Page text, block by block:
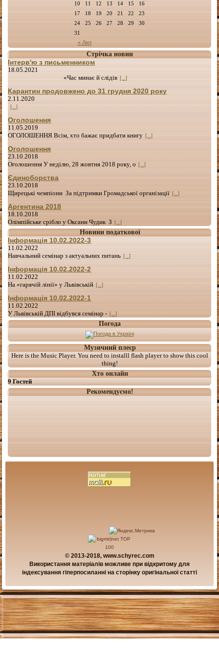
« Лют
10
11 12 13 14 15
16
17
18 19 20 21 22
23
24
25 26 27 28 29
30
31
Стрічка новин
Інтерв'ю з письменником
18.05.2021
«Час минає й слідів [...]
Карантин продовжено до 31 грудня 2020 року
2.11.2020
[...]
Оголошення
11.05.2019
ОГОЛОШЕННЯ Всім, хто бажає придбати книгу [...]
Оголошення
23.10.2018
Оголошення У неділю, 28 жовтня 2018 року, о [...]
Єдиноборства
23.10.2018
Щирецькі чемпіони За підтримки Громадської організації [...]
Аргентина 2018
18.10.2018
Олімпійське срібло у Оксани Чудик З [...]
Новини податкової
Інформація 10.02.2022-3
11.02.2022
Навчальний семінар з актуальних питань [...]
Інформація 10.02.2022-2
11.02.2022
На «гарячій лінії» у Львівській [...]
Інформація 10.02.2022-1
11.02.2022
У Львівській ДПІ відбувся семінар - [...]
Погода
Музичний плеєр
Here is the Music Player. You need to installl flash player to show this cool
thing!
Хто онлайн
9 Гостей
Рекомендуємо!
© 2013-2018, www.schyrec.com
Використання матеріалів можливе при відкритому для
індексування гіперпосиланні на сторінку оригінальної статті